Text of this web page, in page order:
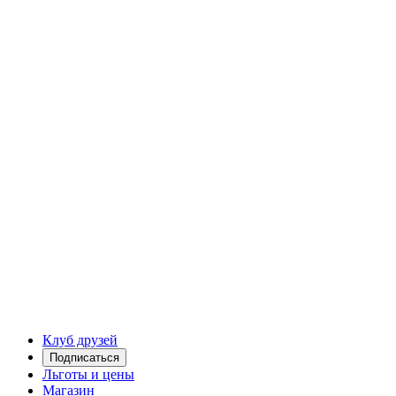
Клуб друзей
Подписаться
Льготы и цены
Магазин